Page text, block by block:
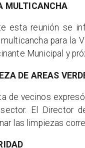
MULTICANCHA
esta reunión se
multicancha para la
Municipal y
DE AREAS
de vecinos
El Director
las limpiezas